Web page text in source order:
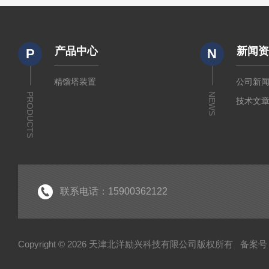
P
PRODUCTS
产品中心
精馏塔装置
N
NEWS
新闻
公司新
技术文
联系电话：15900362122
Copyright © 2026 天津北洋励兴科技有限公司版权所有 备案号